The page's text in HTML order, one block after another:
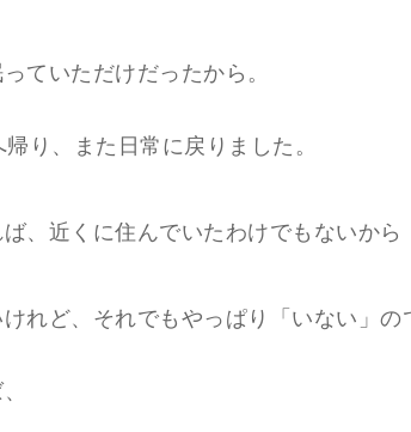
ていただけだったから。
り、また日常に戻りました。
、近くに住んでいたわけでもないから
れど、それでもやっぱり「いない」の